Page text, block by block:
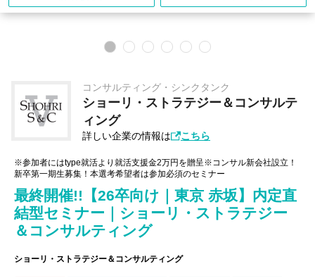
コンサルティング・シンクタンク
ショーリ・ストラテジー＆コンサルテ
ィング
詳しい企業の情報は こちら
※参加者にはtype就活より就活支援金2万円を贈呈※コンサル新会社設立！
新卒第一期生募集！本選考希望者は参加必須のセミナー
最終開催!!【26卒向け｜東京 赤坂】内定直
結型セミナー｜ショーリ・ストラテジー
＆コンサルティング
ショーリ・ストラテジー＆コンサルティング